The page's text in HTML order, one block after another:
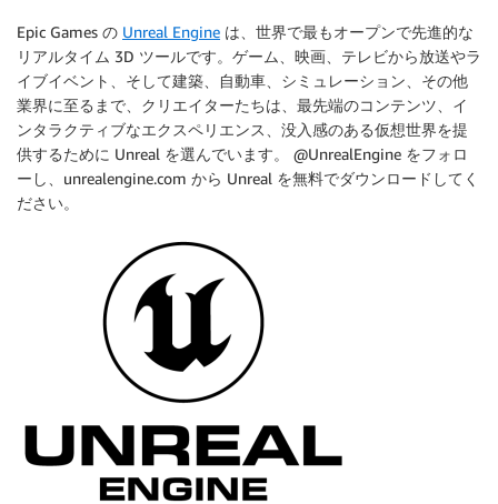
Epic Games の Unreal Engine は、世界で最もオープンで先進的な
リアルタイム 3D ツールです。ゲーム、映画、テレビから放送やラ
イブイベント、そして建築、自動車、シミュレーション、その他
業界に至るまで、クリエイターたちは、最先端のコンテンツ、イ
ンタラクティブなエクスペリエンス、没入感のある仮想世界を提
供するために Unreal を選んでいます。 @UnrealEngine をフォロ
ーし、unrealengine.com から Unreal を無料でダウンロードしてく
ださい。